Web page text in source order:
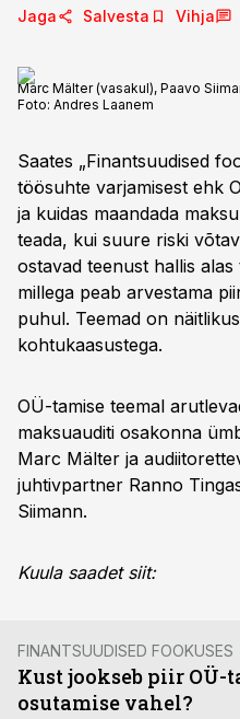
Jaga Salvesta Vihja
Marc Mälter (vasakul), Paavo
Foto: Andres Laanem
Saates „Finantsuudised
töösuhte varjamisest ehk
ja kuidas maandada
teada, kui suure riski
ostavad teenust hallis
millega peab arvestama
puhul. Teemad on
kohtukaasustega.
OÜ-tamise teemal
maksuauditi osakonna
Marc Mälter ja
juhtivpartner Ranno
Siimann.
Kuula saadet siit:
FINANTSUUDISED FOOKUSES
Kust jookseb piir OÜ-
osutamise vahel?